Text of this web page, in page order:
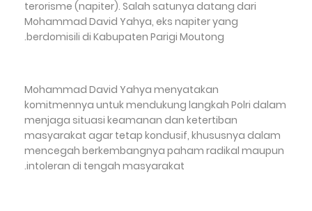
terorisme (napiter). Salah satunya datang dari
Mohammad David Yahya, eks napiter yang
berdomisili di Kabupaten Parigi Moutong.
Mohammad David Yahya menyatakan
komitmennya untuk mendukung langkah Polri dalam
menjaga situasi keamanan dan ketertiban
masyarakat agar tetap kondusif, khususnya dalam
mencegah berkembangnya paham radikal maupun
intoleran di tengah masyarakat.